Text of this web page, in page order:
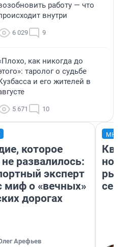
работу — что
внутри
6 029 9
как никогда до
таролог о судьбе
и его жителей в
5 671 10
которое
развалилось:
эксперт
миф о «вечных»
дорогах
Арефьев
но